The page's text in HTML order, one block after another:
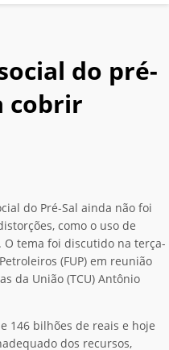
do pré-
cobrir
do Pré-Sal ainda não foi
como o uso de
tema foi discutido na terça-
(FUP) em reunião
da União (TCU) Antônio
146 bilhões de reais e hoje
dos recursos,